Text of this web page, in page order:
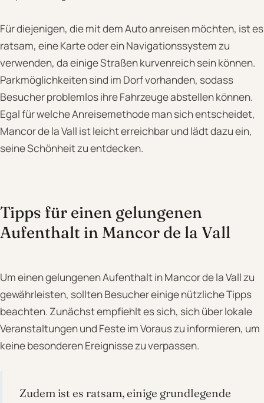
Für diejenigen, die mit dem Auto anreisen möchten, ist es
ratsam, eine Karte oder ein Navigationssystem zu
verwenden, da einige Straßen kurvenreich sein können.
Parkmöglichkeiten sind im Dorf vorhanden, sodass
Besucher problemlos ihre Fahrzeuge abstellen können.
Egal für welche Anreisemethode man sich entscheidet,
Mancor de la Vall ist leicht erreichbar und lädt dazu ein,
seine Schönheit zu entdecken.
Tipps für einen gelungenen
Aufenthalt in Mancor de la Vall
Um einen gelungenen Aufenthalt in Mancor de la Vall zu
gewährleisten, sollten Besucher einige nützliche Tipps
beachten. Zunächst empfiehlt es sich, sich über lokale
Veranstaltungen und Feste im Voraus zu informieren, um
keine besonderen Ereignisse zu verpassen.
Zudem ist es ratsam, einige grundlegende